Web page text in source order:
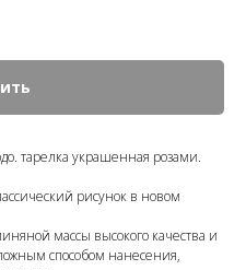
тарелка украшенная розами.
рисунок в новом
массы высокого качества и
способом нанесения,